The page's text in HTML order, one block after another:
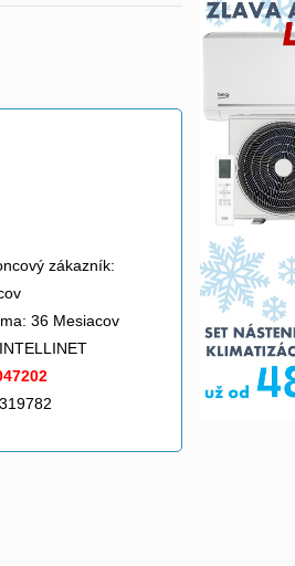
zákazník:
36 Mesiacov
INTELLINET